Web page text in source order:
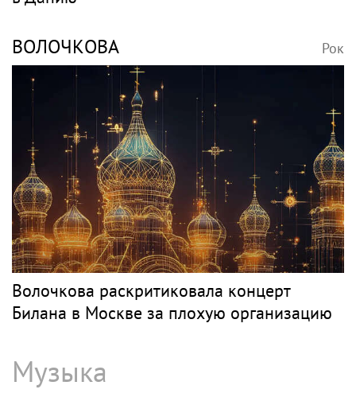
ВОЛОЧКОВА Рок
Волочкова раскритиковала концерт
Билана в Москве за плохую организацию
Музыка